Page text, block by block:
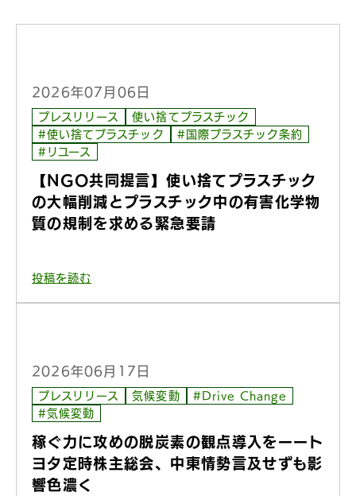
2026年07月06日
プレスリリース
使い捨てプラスチック
#使い捨てプラスチック
#国際プラスチック条約
#リユース
【NGO共同提言】使い捨てプラスチック
の大幅削減とプラスチック中の有害化学物
質の規制を求める緊急要請
投稿を読む
2026年06月17日
プレスリリース 気候変動
#Drive Change
#気候変動
稼ぐ力に攻めの脱炭素の観点導入をーート
ヨタ定時株主総会、中東情勢言及せずも影
響色濃く